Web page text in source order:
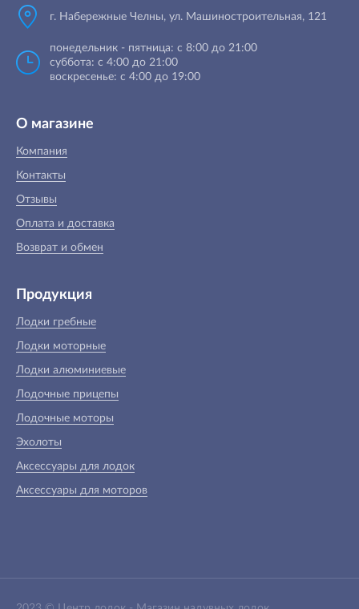
г. Набережные Челны, ул. Машиностроительная, 121
понедельник - пятница: с 8:00 до 21:00
суббота: с 4:00 до 21:00
воскресенье: с 4:00 до 19:00
О магазине
Компания
Контакты
Отзывы
Оплата и доставка
Возврат и обмен
Продукция
Лодки гребные
Лодки моторные
Лодки алюминиевые
Лодочные прицепы
Лодочные моторы
Эхолоты
Аксессуары для лодок
Аксессуары для моторов